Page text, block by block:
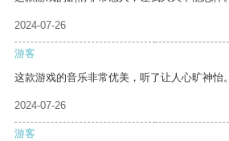
2024-07-26
游客
这款游戏的音乐非常优美，听了让人心旷神怡。
2024-07-26
游客